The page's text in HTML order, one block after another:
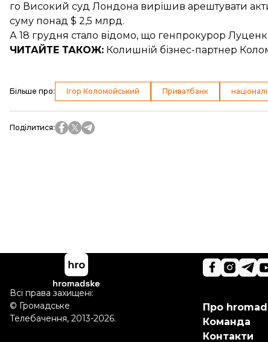
го Високий суд Лондона вирішив арештувати
суму понад $ 2,5 млрд.
А 18 грудня стало відомо, що генпрокурор
ЧИТАЙТЕ ТАКОЖ: Колишній бізнес-партнер
Більше про: Ігор Коломойський Приватбанк
Поділитися:
Про
Команда
Контакти
Всі права захищені:
© Громадське
Телебачення, 2013-2026.